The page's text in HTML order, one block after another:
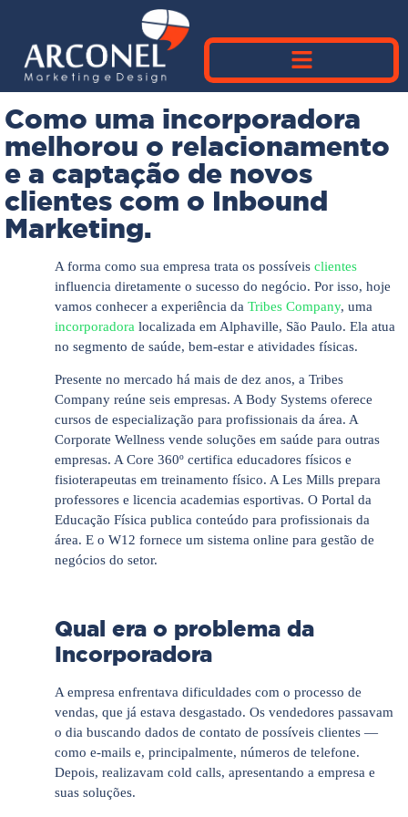
Como uma incorporadora
melhorou o relacionamento
e a captação de novos
clientes com o Inbound
Marketing.
A forma como sua empresa trata os possíveis clientes
influencia diretamente o sucesso do negócio. Por isso, hoje
vamos conhecer a experiência da Tribes Company, uma
incorporadora localizada em Alphaville, São Paulo. Ela atua
no segmento de saúde, bem-estar e atividades físicas.
Presente no mercado há mais de dez anos, a Tribes
Company reúne seis empresas. A Body Systems oferece
cursos de especialização para profissionais da área. A
Corporate Wellness vende soluções em saúde para outras
empresas. A Core 360º certifica educadores físicos e
fisioterapeutas em treinamento físico. A Les Mills prepara
professores e licencia academias esportivas. O Portal da
Educação Física publica conteúdo para profissionais da
área. E o W12 fornece um sistema online para gestão de
negócios do setor.
Qual era o problema da
Incorporadora
A empresa enfrentava dificuldades com o processo de
vendas, que já estava desgastado. Os vendedores passavam
o dia buscando dados de contato de possíveis clientes —
como e-mails e, principalmente, números de telefone.
Depois, realizavam cold calls, apresentando a empresa e
suas soluções.